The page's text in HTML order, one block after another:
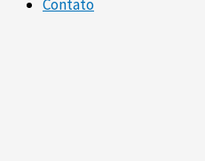
Contato